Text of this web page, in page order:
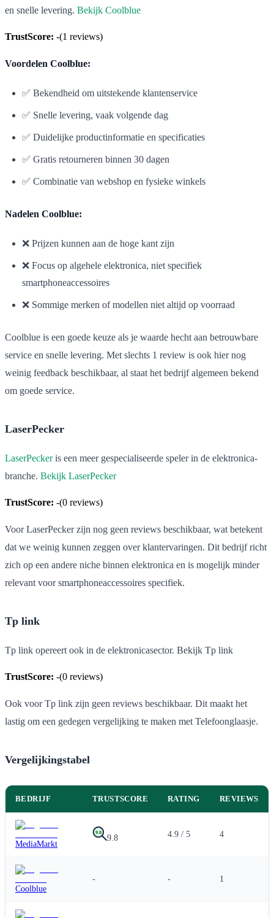
en snelle levering. Bekijk Coolblue
TrustScore: -(1 reviews)
Voordelen Coolblue:
✅ Bekendheid om uitstekende klantenservice
✅ Snelle levering, vaak volgende dag
✅ Duidelijke productinformatie en specificaties
✅ Gratis retourneren binnen 30 dagen
✅ Combinatie van webshop en fysieke winkels
Nadelen Coolblue:
❌ Prijzen kunnen aan de hoge kant zijn
❌ Focus op algehele elektronica, niet specifiek
smartphoneaccessoires
❌ Sommige merken of modellen niet altijd op voorraad
Coolblue is een goede keuze als je waarde hecht aan betrouwbare
service en snelle levering. Met slechts 1 review is ook hier nog
weinig feedback beschikbaar, al staat het bedrijf algemeen bekend
om goede service.
LaserPecker
LaserPeckeris een meer gespecialiseerde speler in de elektronica-
branche. Bekijk LaserPecker
TrustScore: -(0 reviews)
Voor LaserPecker zijn nog geen reviews beschikbaar, wat betekent
dat we weinig kunnen zeggen over klantervaringen. Dit bedrijf richt
zich op een andere niche binnen elektronica en is mogelijk minder
relevant voor smartphoneaccessoires specifiek.
Tp link
Tp link opereert ook in de elektronicasector. Bekijk Tp link
TrustScore: -(0 reviews)
Ook voor Tp link zijn geen reviews beschikbaar. Dit maakt het
lastig om een gedegen vergelijking te maken met Telefoonglaasje.
Vergelijkingstabel
BEDRIJF TRUSTSCORE RATING REVIEWS
MediaMarkt
9.8
9.8 4.9 / 5 4
Coolblue
- - 1